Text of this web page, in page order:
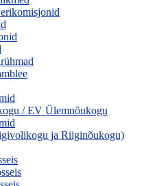
/ EV Ülemnõukogu
ja Riiginõukogu)